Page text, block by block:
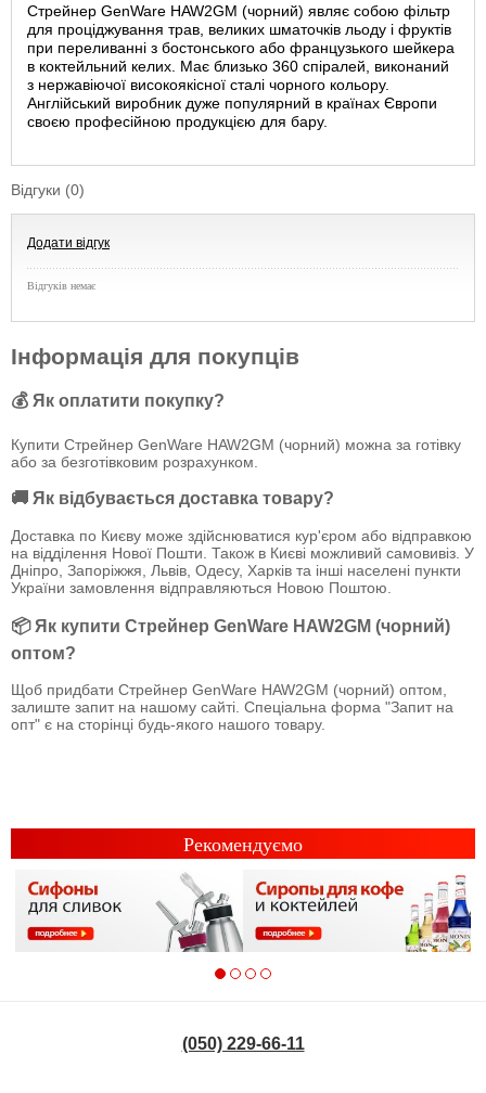
Стрейнер GenWare HAW2GM (чорний) являє собою фільтр
для проціджування трав, великих шматочків льоду і фруктів
при переливанні з бостонського або французького шейкера
в коктейльний келих. Має близько 360 спіралей, виконаний
з нержавіючої високоякісної сталі чорного кольору.
Англійський виробник дуже популярний в країнах Європи
своєю професійною продукцією для бару.
Відгуки (0)
Додати відгук
Відгуків немає
Інформація для покупців
💰 Як оплатити покупку?
Купити Стрейнер GenWare HAW2GM (чорний) можна за готівку
або за безготівковим розрахунком.
🚚 Як відбувається доставка товару?
Доставка по Києву може здійснюватися кур'єром або відправкою
на відділення Нової Пошти. Також в Києві можливий самовивіз. У
Дніпро, Запоріжжя, Львів, Одесу, Харків та інші населені пункти
України замовлення відправляються Новою Поштою.
📦 Як купити Стрейнер GenWare HAW2GM (чорний)
оптом?
Щоб придбати Стрейнер GenWare HAW2GM (чорний) оптом,
залиште запит на нашому сайті. Спеціальна форма "Запит на
опт" є на сторінці будь-якого нашого товару.
Рекомендуємо
(050) 229-66-11